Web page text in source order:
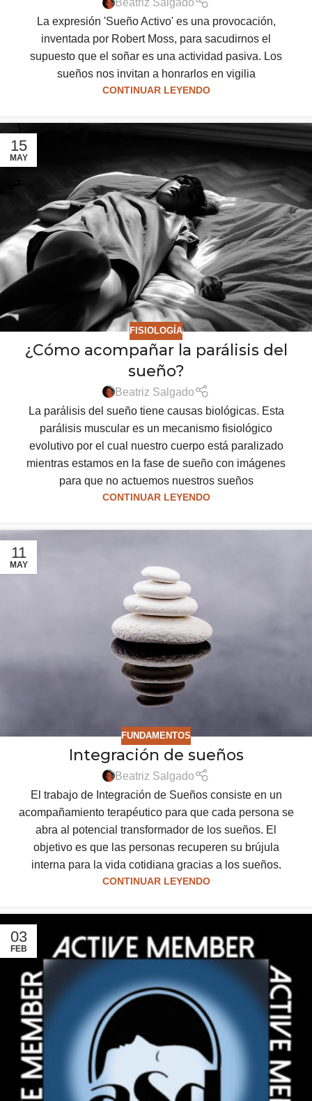
Beatriz Salgado
La expresión 'Sueño Activo' es una provocación,
inventada por Robert Moss, para sacudirnos el
supuesto que el soñar es una actividad pasiva. Los
sueños nos invitan a honrarlos en vigilia
CONTINUAR LEYENDO
15
MAY
FISIOLOGÍA
¿Cómo acompañar la parálisis del
sueño?
Beatriz Salgado
La parálisis del sueño tiene causas biológicas. Esta
parálisis muscular es un mecanismo fisiológico
evolutivo por el cual nuestro cuerpo está paralizado
mientras estamos en la fase de sueño con imágenes
para que no actuemos nuestros sueños
CONTINUAR LEYENDO
11
MAY
FUNDAMENTOS
Integración de sueños
Beatriz Salgado
El trabajo de Integración de Sueños consiste en un
acompañamiento terapéutico para que cada persona se
abra al potencial transformador de los sueños. El
objetivo es que las personas recuperen su brújula
interna para la vida cotidiana gracias a los sueños.
CONTINUAR LEYENDO
03
FEB